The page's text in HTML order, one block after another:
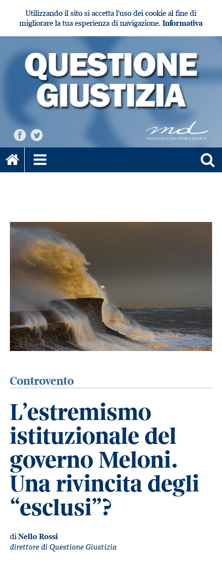
Utilizzando il sito si accetta l'uso dei cookie al fine di
migliorare la tua esperienza di navigazione. Informativa
Controvento
L’estremismo
istituzionale del
governo Meloni.
Una rivincita degli
“esclusi”?
diNello Rossi
direttore di Questione Giustizia